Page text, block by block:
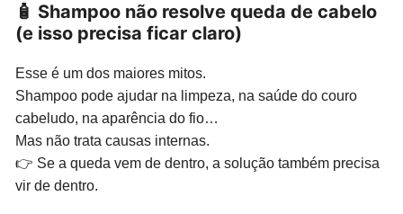
🧴 Shampoo não resolve queda de cabelo
(e isso precisa ficar claro)
Esse é um dos maiores mitos.
Shampoo pode ajudar na limpeza, na saúde do couro
cabeludo, na aparência do fio…
Mas não trata causas internas.
👉 Se a queda vem de dentro, a solução também precisa
vir de dentro.